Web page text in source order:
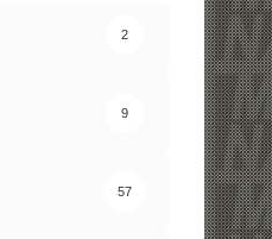
2
9
57